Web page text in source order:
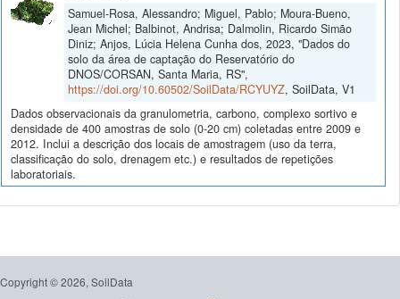
Samuel-Rosa, Alessandro; Miguel, Pablo; Moura-Bueno,
Jean Michel; Balbinot, Andrisa; Dalmolin, Ricardo Simão
Diniz; Anjos, Lúcia Helena Cunha dos, 2023, "Dados do
solo da área de captação do Reservatório do
DNOS/CORSAN, Santa Maria, RS",
https://doi.org/10.60502/SoilData/RCYUYZ, SoilData, V1
Dados observacionais da granulometria, carbono, complexo sortivo e
densidade de 400 amostras de solo (0-20 cm) coletadas entre 2009 e
2012. Inclui a descrição dos locais de amostragem (uso da terra,
classificação do solo, drenagem etc.) e resultados de repetições
laboratoriais.
Copyright © 2026, SoilData